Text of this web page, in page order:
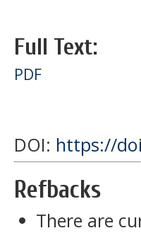
Full Text:
PDF
DOI: https://
Refbacks
There are